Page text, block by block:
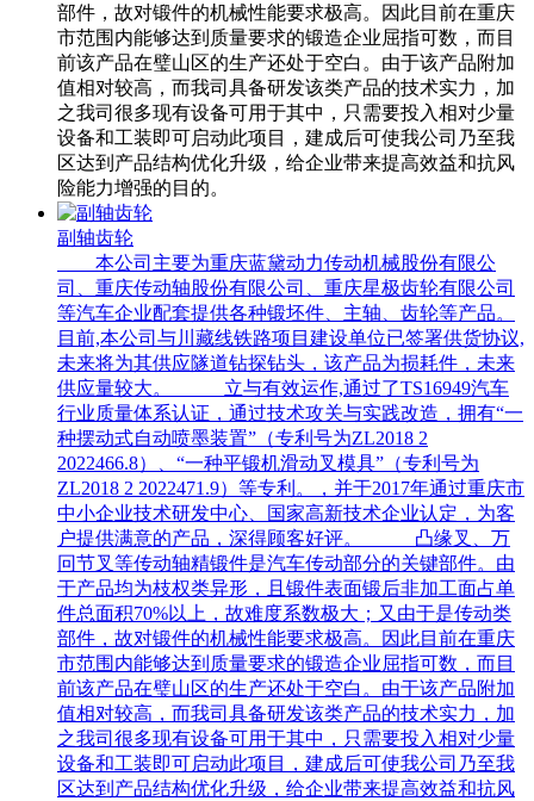
部件，故对锻件的机械性能要求极高。因此目前在重庆
市范围内能够达到质量要求的锻造企业屈指可数，而目
前该产品在璧山区的生产还处于空白。由于该产品附加
值相对较高，而我司具备研发该类产品的技术实力，加
之我司很多现有设备可用于其中，只需要投入相对少量
设备和工装即可启动此项目，建成后可使我公司乃至我
区达到产品结构优化升级，给企业带来提高效益和抗风
险能力增强的目的。
副轴齿轮
本公司主要为重庆蓝黛动力传动机械股份有限公
司、重庆传动轴股份有限公司、重庆星极齿轮有限公司
等汽车企业配套提供各种锻坯件、主轴、齿轮等产品。
目前,本公司与川藏线铁路项目建设单位已签署供货协议,
未来将为其供应隧道钻探钻头，该产品为损耗件，未来
供应量较大。 立与有效运作,通过了TS16949汽车
行业质量体系认证，通过技术攻关与实践改造，拥有“一
种摆动式自动喷墨装置”（专利号为ZL2018 2
2022466.8）、“一种平锻机滑动叉模具”（专利号为
ZL2018 2 2022471.9）等专利。，并于2017年通过重庆市
中小企业技术研发中心、国家高新技术企业认定，为客
户提供满意的产品，深得顾客好评。 凸缘叉、万
冋节叉等传动轴精锻件是汽车传动部分的关键部件。由
于产品均为枝权类异形，且锻件表面锻后非加工面占单
件总面积70%以上，故难度系数极大；又由于是传动类
部件，故对锻件的机械性能要求极高。因此目前在重庆
市范围内能够达到质量要求的锻造企业屈指可数，而目
前该产品在璧山区的生产还处于空白。由于该产品附加
值相对较高，而我司具备研发该类产品的技术实力，加
之我司很多现有设备可用于其中，只需要投入相对少量
设备和工装即可启动此项目，建成后可使我公司乃至我
区达到产品结构优化升级，给企业带来提高效益和抗风